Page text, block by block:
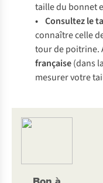
taille du bonnet
• Consultez le
connaître celle
tour de poitrine.
française(dans
mesurer votre